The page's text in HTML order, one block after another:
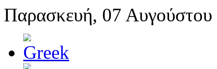
Παρασκευή, 07